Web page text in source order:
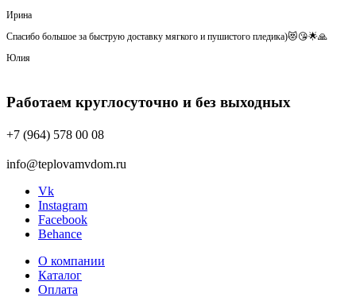
Ирина
Спасибо большое за быструю доставку мягкого и пушистого пледика)😻😘🌟🙏
Юлия
Работаем круглосуточно и без выходных
+7 (964) 578 00 08
info@teplovamvdom.ru
Vk
Instagram
Facebook
Behance
О компании
Каталог
Оплата